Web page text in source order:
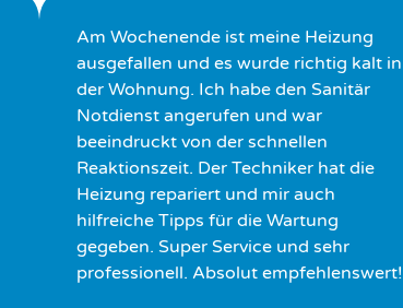
Am Wochenende ist meine Heizung
ausgefallen und es wurde richtig kalt in
der Wohnung. Ich habe den Sanitär
Notdienst angerufen und war
beeindruckt von der schnellen
Reaktionszeit. Der Techniker hat die
Heizung repariert und mir auch
hilfreiche Tipps für die Wartung
gegeben. Super Service und sehr
professionell. Absolut empfehlenswert!